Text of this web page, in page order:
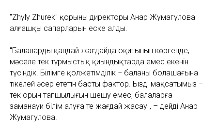
"Zhyly Zhurek" қорының директоры Анар Жумагулова
алғашқы сапарларын еске алды.
"Балалардың қандай жағдайда оқитынын көргенде,
мәселе тек тұрмыстық қиындықтарда емес екенін
түсіндік. Білімге қолжетімділік − баланың болашағына
тікелей әсер ететін басты фактор. Біздің мақсатымыз −
тек орын тапшылығын шешу емес, балаларға
заманауи білім алуға тең жағдай жасау", – дейді Анар
Жумагулова.